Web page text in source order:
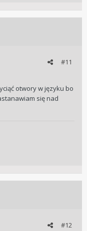
#11
otwory w języku bo
się nad
#12